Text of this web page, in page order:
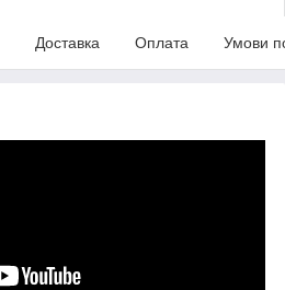
Доставка Оплата Умови